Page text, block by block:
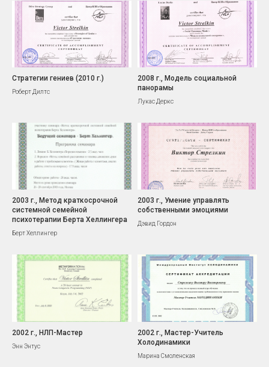
Стратегии гениев (2010 г.)
Роберт Дилтс
2008 г., Модель социальной
панорамы
Лукас Деркс
2003 г., Метод краткосрочной
системной семейной
психотерапии Берта Хеллингера
Берт Хеллингер
2003 г., Умение управлять
собственными эмоциями
Дэвид Гордон
2002 г., НЛП-Мастер
Энн Энтус
2002 г., Мастер-Учитель
Холодинамики
Марина Смоленская